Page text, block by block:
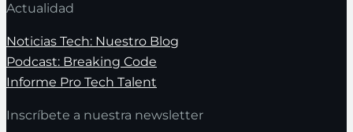
Actualidad
Noticias Tech: Nuestro Blog
Podcast: Breaking Code
Informe Pro Tech Talent
Inscríbete a nuestra newsletter